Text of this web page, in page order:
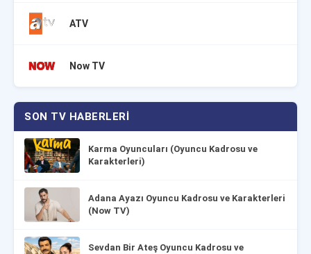
ATV
Now TV
SON TV HABERLERI
Karma Oyuncuları (Oyuncu Kadrosu ve
Karakterleri)
Adana Ayazı Oyuncu Kadrosu ve Karakterleri
(Now TV)
Sevdan Bir Ateş Oyuncu Kadrosu ve